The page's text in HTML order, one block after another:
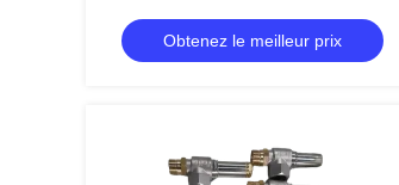
MPa pour des applications allant de
-196°C à +120°C
Obtenez le meilleur prix